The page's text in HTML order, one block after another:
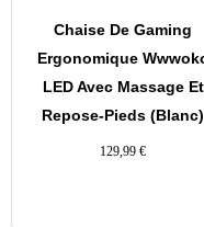
Chaise De Gaming
Ergonomique
LED Avec Massage Et
Repose-Pieds (Blanc)
129,99 €